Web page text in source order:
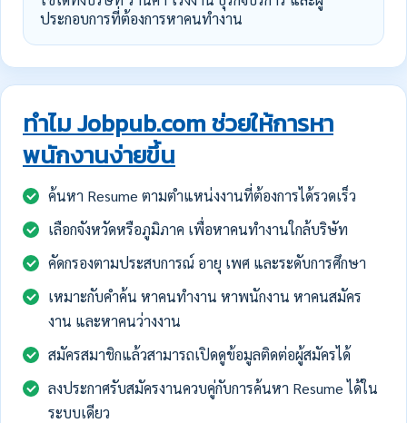
ประกอบการที่ต้องการหาคนทำงาน
ทำไม Jobpub.com ช่วยให้การหา
พนักงานง่ายขึ้น
ค้นหา Resume ตามตำแหน่งงานที่ต้องการได้รวดเร็ว
เลือกจังหวัดหรือภูมิภาค เพื่อหาคนทำงานใกล้บริษัท
คัดกรองตามประสบการณ์ อายุ เพศ และระดับการศึกษา
เหมาะกับคำค้น หาคนทำงาน หาพนักงาน หาคนสมัคร
งาน และหาคนว่างงาน
สมัครสมาชิกแล้วสามารถเปิดดูข้อมูลติดต่อผู้สมัครได้
ลงประกาศรับสมัครงานควบคู่กับการค้นหา Resume ได้ใน
ระบบเดียว